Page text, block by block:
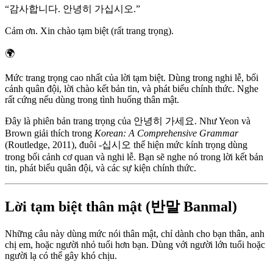
“감사합니다. 안녕히 가십시오.”
Cảm ơn. Xin chào tạm biệt (rất trang trọng).
🌍
Mức trang trọng cao nhất của lời tạm biệt. Dùng trong nghi lễ, bối
cảnh quân đội, lời chào kết bản tin, và phát biểu chính thức. Nghe
rất cứng nếu dùng trong tình huống thân mật.
Đây là phiên bản trang trọng của 안녕히 가세요. Như Yeon và
Brown giải thích trong Korean: A Comprehensive Grammar
(Routledge, 2011), đuôi -십시오 thể hiện mức kính trọng dùng
trong bối cảnh cơ quan và nghi lễ. Bạn sẽ nghe nó trong lời kết bản
tin, phát biểu quân đội, và các sự kiện chính thức.
Lời tạm biệt thân mật (반말 Banmal)
Những câu này dùng mức nói thân mật, chỉ dành cho bạn thân, anh
chị em, hoặc người nhỏ tuổi hơn bạn. Dùng với người lớn tuổi hoặc
người lạ có thể gây khó chịu.